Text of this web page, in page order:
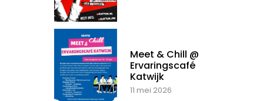
Meet & Chill @
Ervaringscafé
Katwijk
11 mei 2026